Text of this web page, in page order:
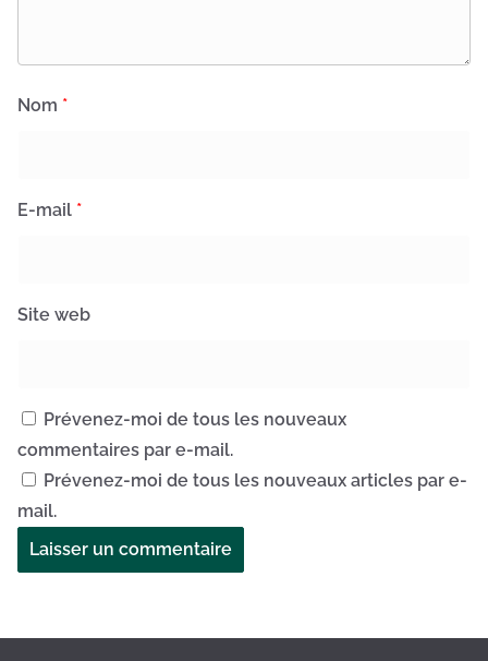
Nom *
E-mail *
Site web
Prévenez-moi de tous les nouveaux
commentaires par e-mail.
Prévenez-moi de tous les nouveaux articles par e-
mail.